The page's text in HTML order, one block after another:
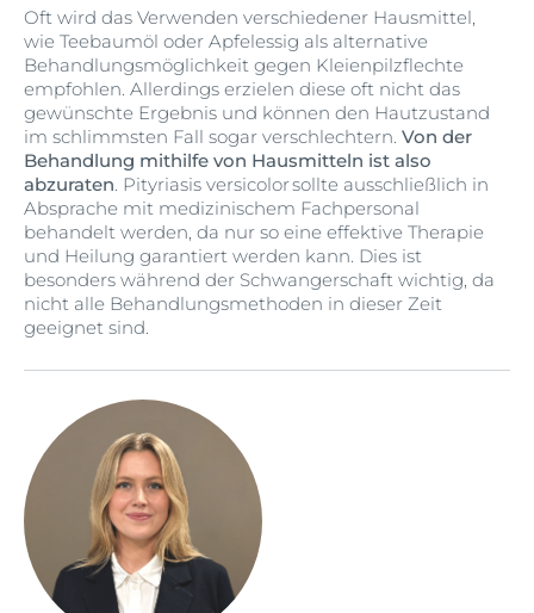
Oft wird das Verwenden verschiedener Hausmittel,
wie Teebaumöl oder Apfelessig als alternative
Behandlungsmöglichkeit gegen Kleienpilzflechte
empfohlen. Allerdings erzielen diese oft nicht das
gewünschte Ergebnis und können den Hautzustand
im schlimmsten Fall sogar verschlechtern. Von der
Behandlung mithilfe von Hausmitteln ist also
abzuraten. Pityriasis versicolor sollte ausschließlich in
Absprache mit medizinischem Fachpersonal
behandelt werden, da nur so eine effektive Therapie
und Heilung garantiert werden kann. Dies ist
besonders während der Schwangerschaft wichtig, da
nicht alle Behandlungsmethoden in dieser Zeit
geeignet sind.